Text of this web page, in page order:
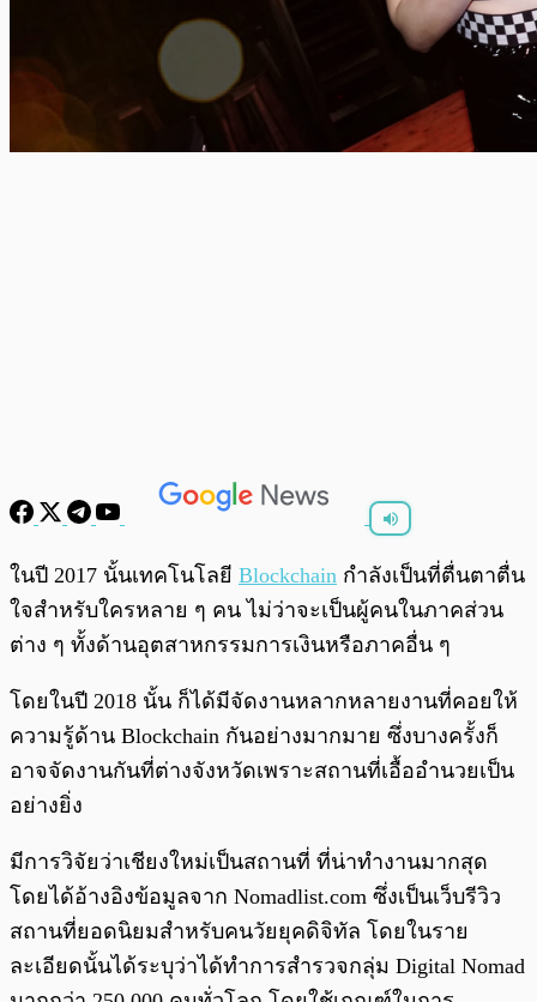
พร้อมเล่น 0:00/
ในปี 2017 นั้นเทคโนโลยี Blockchain กำลังเป็นที่ตื่นตาตื่น
ใจสำหรับใครหลาย ๆ คน ไม่ว่าจะเป็นผู้คนในภาคส่วน
ต่าง ๆ ทั้งด้านอุตสาหกรรมการเงินหรือภาคอื่น ๆ
โดยในปี 2018 นั้น ก็ได้มีจัดงานหลากหลายงานที่คอยให้
ความรู้ด้าน Blockchain กันอย่างมากมาย ซึ่งบางครั้งก็
อาจจัดงานกันที่ต่างจังหวัดเพราะสถานที่เอื้ออำนวยเป็น
อย่างยิ่ง
มีการวิจัยว่าเชียงใหม่เป็นสถานที่ ที่น่าทำงานมากสุด
โดยได้อ้างอิงข้อมูลจาก Nomadlist.com ซึ่งเป็นเว็บรีวิว
สถานที่ยอดนิยมสำหรับคนวัยยุคดิจิทัล โดยในราย
ละเอียดนั้นได้ระบุว่าได้ทำการสำรวจกลุ่ม Digital Nomad